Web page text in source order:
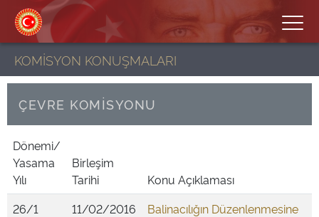
KOMİSYON KONUŞMALARI
ÇEVRE KOMİSYONU
Dönemi/
Yasama
Yılı
Birleşim
Tarihi
Konu Açıklaması
26/1
11/02/2016
Balinacılığın Düzenlenmesine